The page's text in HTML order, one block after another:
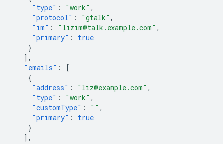
"type" : "work" ,
"protocol" : "gtalk" ,
"im" : "lizim@talk.example.com" ,
"primary" :
true
}
],
"emails" :
[
{
"address" : "liz@example.com" ,
"type" : "work" ,
"customType" : "" ,
"primary" :
true
}
],